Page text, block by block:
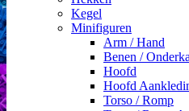
Kegel
Minifiguren
Arm / Hand
Benen /
Hoofd
Hoofd
Torso / Romp